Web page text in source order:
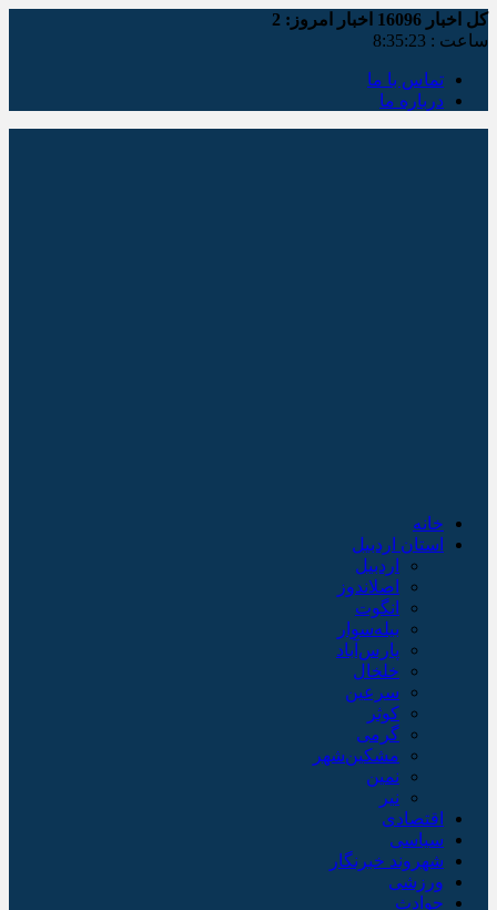
کل اخبار اخبار امروز: 2
ساعت : 8:35:24
تماس با ما
درباره ما
خانه
استان اردبیل
اردبیل
اصلاندوز
انگوت
بیله‌سوار
پارس‌آباد
خلخال
سرعین
کوثر
گرمی
مشکین‌شهر
نمین
نیر
اقتصادی
سیاسی
شهروند خبرنگار
ورزشی
حوادث